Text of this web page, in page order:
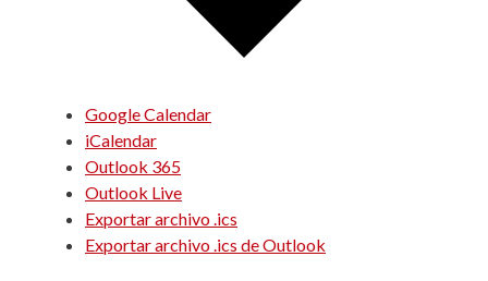
Google Calendar
iCalendar
Outlook 365
Outlook Live
Exportar archivo .ics
Exportar archivo .ics de Outlook